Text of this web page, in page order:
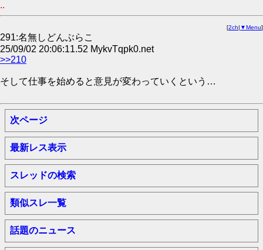
..
[2ch| ▼Menu]
291:名無しどんぶらこ
25/09/02 20:06:11.52 MykvTqpk0.net
>>210
そして仕事を始めると意見が変わっていくという…
次ページ
最新レス表示
スレッドの検索
類似スレ一覧
話題のニュース